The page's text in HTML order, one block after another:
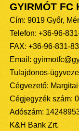
GYIRMÓT FC
Cím: 9019 Győr,
Telefon: +36-96-
FAX: +36-96-831-
Email:
Tulajdonos-
Cégvezető:
Cégjegyzék szám:
Adószám:
K&H Bank Zrt.